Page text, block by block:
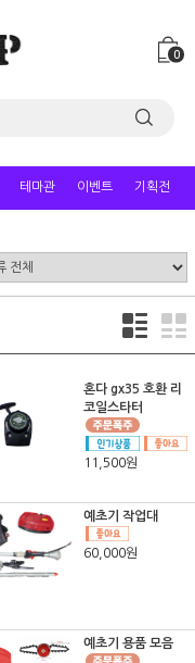
0
테마관 이벤트 기획전
혼다 gx35 호환 리
코일스타터
11,500원
예초기 작업대
60,000원
예초기 용품 모음